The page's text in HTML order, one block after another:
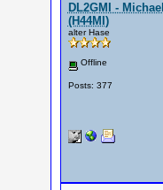
DL2GMI - Michael
(H44MI)
alter Hase
Offline
Posts: 377